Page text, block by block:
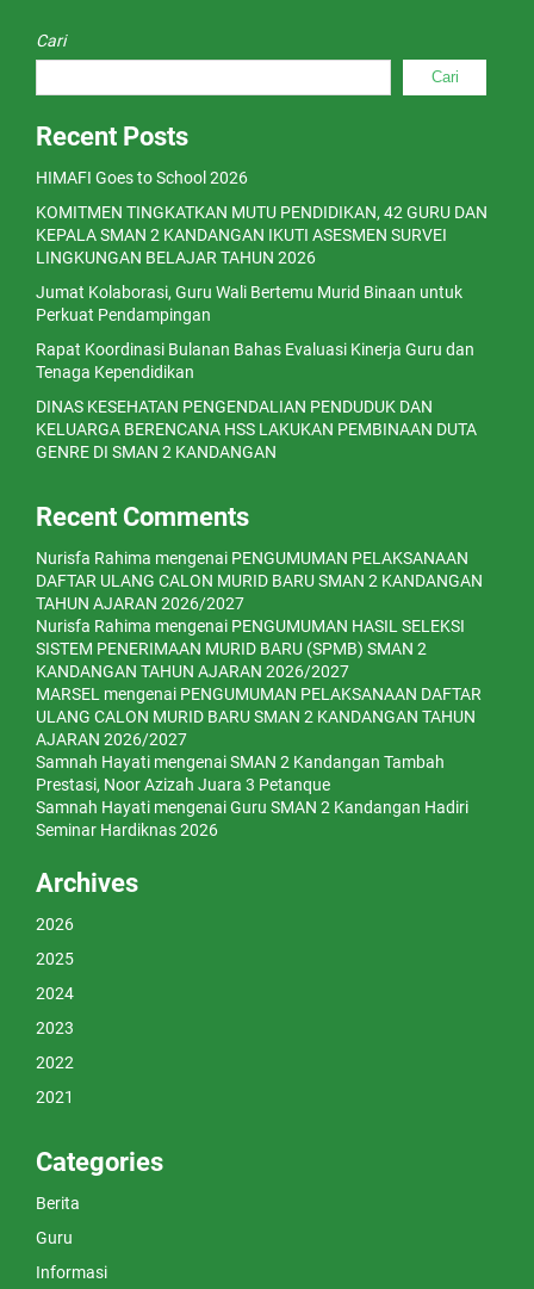
Cari
Cari
Recent Posts
HIMAFI Goes to School 2026
KOMITMEN TINGKATKAN MUTU PENDIDIKAN, 42 GURU DAN
KEPALA SMAN 2 KANDANGAN IKUTI ASESMEN SURVEI
LINGKUNGAN BELAJAR TAHUN 2026
Jumat Kolaborasi, Guru Wali Bertemu Murid Binaan untuk
Perkuat Pendampingan
Rapat Koordinasi Bulanan Bahas Evaluasi Kinerja Guru dan
Tenaga Kependidikan
DINAS KESEHATAN PENGENDALIAN PENDUDUK DAN
KELUARGA BERENCANA HSS LAKUKAN PEMBINAAN DUTA
GENRE DI SMAN 2 KANDANGAN
Recent Comments
Nurisfa Rahima mengenai PENGUMUMAN PELAKSANAAN
DAFTAR ULANG CALON MURID BARU SMAN 2 KANDANGAN
TAHUN AJARAN 2026/2027
Nurisfa Rahima mengenai PENGUMUMAN HASIL SELEKSI
SISTEM PENERIMAAN MURID BARU (SPMB) SMAN 2
KANDANGAN TAHUN AJARAN 2026/2027
MARSEL mengenai PENGUMUMAN PELAKSANAAN DAFTAR
ULANG CALON MURID BARU SMAN 2 KANDANGAN TAHUN
AJARAN 2026/2027
Samnah Hayati mengenaiSMAN 2 Kandangan Tambah
Prestasi, Noor Azizah Juara 3 Petanque
Samnah Hayati mengenaiGuru SMAN 2 Kandangan Hadiri
Seminar Hardiknas 2026
Archives
2026
2025
2024
2023
2022
2021
Categories
Berita
Guru
Informasi